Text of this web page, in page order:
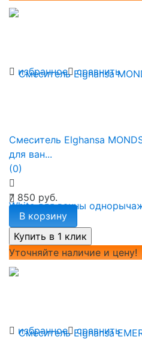
избранное сравнить
избранное сравнить
Смеситель Elghansa
для ван...
(0)
7 850 руб.
В корзину
Уточняйте наличие и цену!